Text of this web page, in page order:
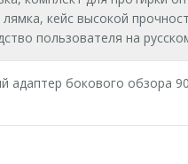
кейс высокой
пользователя на
адаптер бокового обзора